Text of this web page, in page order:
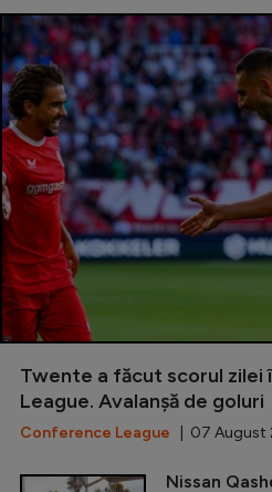
Twente a făcut scorul zilei
League. Avalanșă de goluri
Conference League | 07 August
Nissan